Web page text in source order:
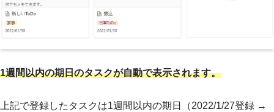
1週間以内の期日のタスクが自動で表示されます。
上記で登録したタスクは1週間以内の期日（2022/1/27登録 →